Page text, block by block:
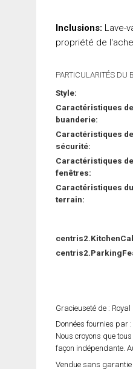
Inclusions: Lave-
propriété de
PARTICULARITÉS DU
Style:
Caractéristiques
buanderie:
Caractéristiques
sécurité:
Caractéristiques
fenêtres:
Caractéristiques du
terrain:
Gracieuseté de :
Données fournies par
Nous croyons que
façon indépendante.
Vendue sans